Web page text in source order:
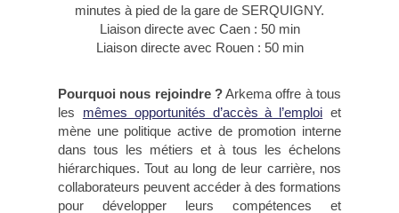
minutes à pied de la gare de SERQUIGNY.
Liaison directe avec Caen : 50 min
Liaison directe avec Rouen : 50 min
Pourquoi nous rejoindre ?Arkema offre à tous
les
mêmes opportunités d’accès à l’emploi et
mène une politique active de promotion interne
dans tous les métiers et à tous les échelons
hiérarchiques. Tout au long de leur carrière, nos
collaborateurs peuvent accéder à des formations
pour développer leurs compétences et